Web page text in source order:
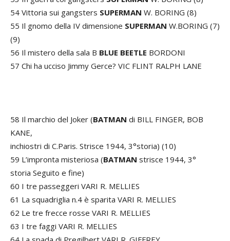
54 Vittoria sui gangsters SUPERMAN W. BORING (8)
55 Il gnomo della IV dimensione SUPERMAN W.BORING (7)
(9)
56 Il mistero della sala B BLUE BEETLE BORDONI
57 Chi ha ucciso Jimmy Gerce? VIC FLINT RALPH LANE
58 Il marchio del Joker (BATMAN di BILL FINGER, BOB
KANE,
inchiostri di C.Paris. Strisce 1944, 3°storia) (10)
59 L’impronta misteriosa (BATMAN strisce 1944, 3°
storia Seguito e fine)
60 I tre passeggeri VARI R. MELLIES
61 La squadriglia n.4 è sparita VARI R. MELLIES
62 Le tre frecce rosse VARI R. MELLIES
63 I tre faggi VARI R. MELLIES